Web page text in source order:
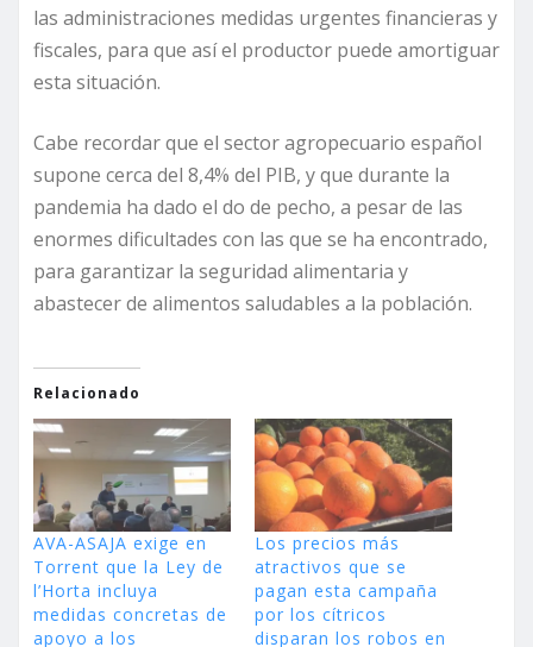
las administraciones medidas urgentes financieras y
fiscales, para que así el productor puede amortiguar
esta situación.
Cabe recordar que el sector agropecuario español
supone cerca del 8,4% del PIB, y que durante la
pandemia ha dado el do de pecho, a pesar de las
enormes dificultades con las que se ha encontrado,
para garantizar la seguridad alimentaria y
abastecer de alimentos saludables a la población.
Relacionado
AVA-ASAJA exige en
Torrent que la Ley de
l’Horta incluya
medidas concretas de
apoyo a los
Los precios más
atractivos que se
pagan esta campaña
por los cítricos
disparan los robos en